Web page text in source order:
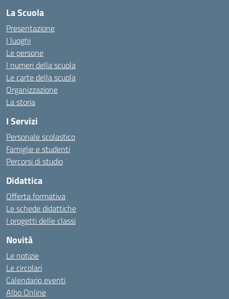
La Scuola
Presentazione
I luoghi
Le persone
I numeri della scuola
Le carte della scuola
Organizzazione
La storia
I Servizi
Personale scolastico
Famiglie e studenti
Percorsi di studio
Didattica
Offerta formativa
Le schede didattiche
I progetti delle classi
Novità
Le notizie
Le circolari
Calendario eventi
Albo Online